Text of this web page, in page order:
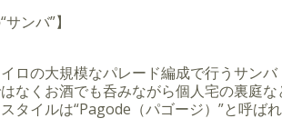
ンバ”】
ロの大規模なパレード編成で行うサン
なくお酒でも呑みながら個人宅の裏庭
タイルは“Pagode（パゴージ）”と呼